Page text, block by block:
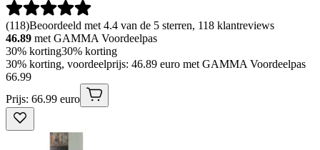
(118)Beoordeeld met 4.4 van de 5 sterren, 118 klantreviews
46.89 met GAMMA Voordeelpas
30% korting30% korting
30% korting, voordeelprijs: 46.89 euro met GAMMA Voordeelpas
66.99
Prijs: 66.99 euro